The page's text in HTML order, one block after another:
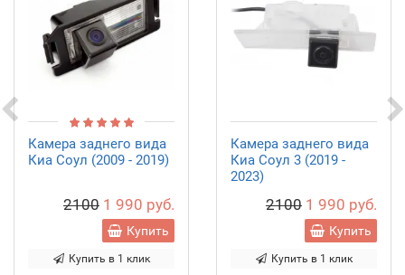
Камера заднего вида
Киа Соул (2009 - 2019)
2100 1 990 руб.
Купить
Купить в 1 клик
Камера заднего вида
Киа Соул 3 (2019 -
2023)
2100 1 990 руб.
Купить
Купить в 1 клик